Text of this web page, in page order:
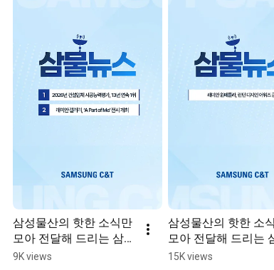
삼성물산의 핫한 소식만
모아 전달해 드리는 삼물
뉴스🎙️
9K views
삼성물산의 핫한 소
모아 전달해 드리는
뉴스🎙️
15K views